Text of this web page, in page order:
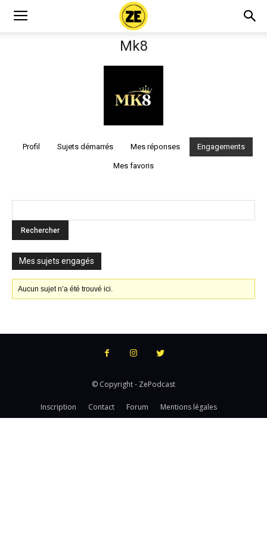
Mk8
Profil Sujets démarrés Mes réponses Engagements
Mes favoris
Mes sujets engagés
Aucun sujet n’a été trouvé ici.
© Copyright - ZePodcast
Inscription Contact Forum Mentions légales